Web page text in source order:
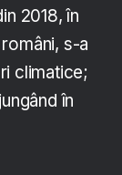
2018, în
s-a
climatice;
în